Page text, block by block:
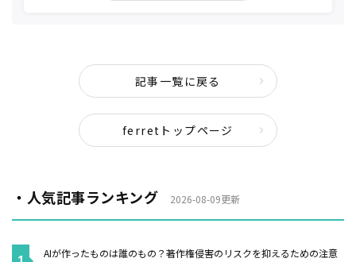
記事一覧に戻る
ferretトップページ
・人気記事ランキング 2026-08-09更新
AIが作ったものは誰のもの？著作権侵害のリスクを抑えるための注意